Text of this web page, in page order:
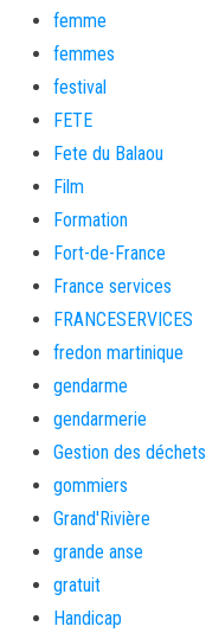
femme
femmes
festival
FETE
Fete du Balaou
Film
Formation
Fort-de-France
France services
FRANCESERVICES
fredon martinique
gendarme
gendarmerie
Gestion des déchets
gommiers
Grand'Rivière
grande anse
gratuit
Handicap